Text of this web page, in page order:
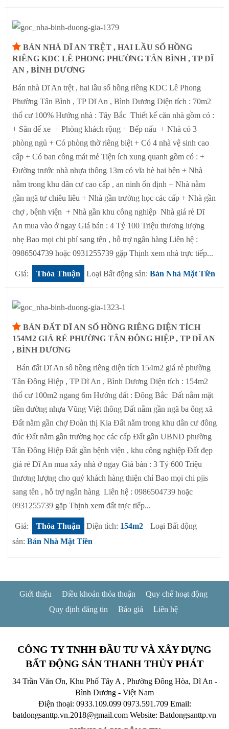
BÁN NHÀ DĨ AN TRỆT , HAI LẦU SỔ HỒNG
RIÊNG KDC LÊ PHONG PHƯỜNG TÂN BÌNH , TP DĨ
AN , BÌNH DƯƠNG
Bán nhà Dĩ An trệt , hai lầu sổ hồng riêng KDC Lê Phong
Phường Tân Bình , TP Dĩ An , Bình Dương Diện tích : 70m2
thổ cư 100% Hướng nhà : Tây Bắc Thiết kế căn nhà gồm có :
+ Sân để xe + Phòng khách rộng + Bếp nấu + Nhà có 3
phòng ngủ + Có phòng thờ riêng biệt + Có 4 nhà vệ sinh cao
cấp + Có ban công mát mẻ Tiện ích xung quanh gồm có : +
Đường trước nhà nhựa thông 13m có vĩa hè hai bên + Nhà
nằm trong khu dân cư cao cấp , an ninh ổn định + Nhà nằm
gần ngã tư chiêu liêu + Nhà gần trường học các cấp + Nhà gần
chợ , bệnh viện + Nhà gần khu công nghiệp Nhà giá rẻ Dĩ
An mua vào ở ngay Giá bán : 4 Tỷ 100 Triệu thương lượng
nhẹ Bao mọi chi phí sang tên , hỗ trợ ngân hàng Liên hệ :
0986504739 hoặc 0931255739 gặp Thịnh xem nhà trực tiếp...
Giá: Thỏa Thuận Loại Bất động sản: Bán Nhà Mặt Tiền
BÁN ĐẤT DĨ AN SỔ HỒNG RIÊNG DIỆN TÍCH
154M2 GIÁ RẺ PHƯỜNG TÂN ĐÔNG HIỆP , TP DĨ AN
, BÌNH DƯƠNG
Bán đất Dĩ An sổ hồng riêng diện tích 154m2 giá rẻ phường
Tân Đông Hiệp , TP Dĩ An , Bình Dương Diện tích : 154m2
thổ cư 100m2 ngang 6m Hướng đất : Đông Bắc Đất nằm mặt
tiền đường nhựa Vũng Việt thông Đất nằm gần ngã ba ông xã
Đất nằm gần chợ Đoàn thị Kia Đất nằm trong khu dân cư đông
đúc Đất nằm gần trường học các cấp Đất gần UBND phường
Tân Đông Hiệp Đất gần bệnh viện , khu công nghiệp Đất đẹp
giá rẻ Dĩ An mua xây nhà ở ngay Giá bán : 3 Tỷ 600 Triệu
thương lượng cho quý khách hàng thiện chí Bao mọi chi pjis
sang tên , hỗ trợ ngân hàng Liên hệ : 0986504739 hoặc
0931255739 gặp Thịnh xem đất trực tiếp...
Giá: Thỏa Thuận Diện tích: 154m2
Loại Bất động
sản: Bán Nhà Mặt Tiền
Giới thiệu Điều khoản thỏa thuận
Quy chế hoạt động
Quy định đăng tin
Báo giá Liên hệ
CÔNG TY TNHH ĐẦU TƯ VÀ XÂY DỰNG
BẤT ĐỘNG SẢN THANH THỦY PHÁT
34 Trần Văn Ơn, Khu Phố Tây A , Phường Đông Hòa, Dĩ An -
Bình Dương - Việt Nam
Điện thoại: 0933.109.099 0973.591.709 Email:
batdongsanttp.vn.2018@gmail.com Website: Batdongsanttp.vn